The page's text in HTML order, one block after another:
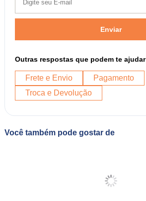
Enviar
Outras respostas que podem te ajudar
Frete e Envio
Pagamento
Troca e Devolução
Você também pode gostar de